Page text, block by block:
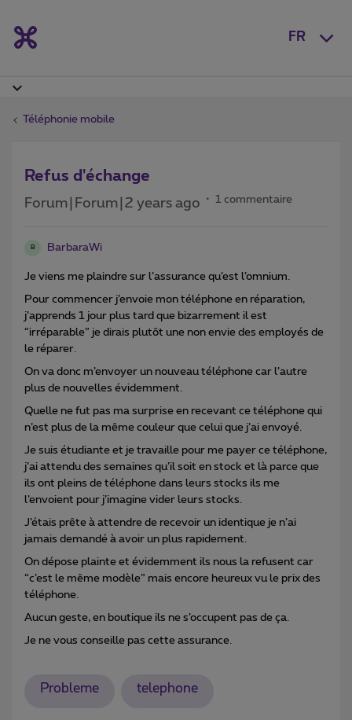
FR
Téléphonie mobile
Refus d'échange
Forum|Forum|2 years ago 1 commentaire
B BarbaraWi
Je viens me plaindre sur l’assurance qu’est l’omnium.
Pour commencer j’envoie mon téléphone en réparation,
j’apprends 1 jour plus tard que bizarrement il est
“irréparable” je dirais plutôt une non envie des employés de
le réparer.
On va donc m’envoyer un nouveau téléphone car l’autre
plus de nouvelles évidemment.
Quelle ne fut pas ma surprise en recevant ce téléphone qui
n’est plus de la même couleur que celui que j’ai envoyé.
Je suis étudiante et je travaille pour me payer ce téléphone,
j’ai attendu des semaines qu’il soit en stock et là parce que
ils ont pleins de téléphone dans leurs stocks ils me
l’envoient pour j’imagine vider leurs stocks.
J’étais prête à attendre de recevoir un identique je n’ai
jamais demandé à avoir un plus rapidement.
On dépose plainte et évidemment ils nous la refusent car
“c’est le même modèle” mais encore heureux vu le prix des
téléphone.
Aucun geste, en boutique ils ne s’occupent pas de ça.
Je ne vous conseille pas cette assurance.
Probleme telephone